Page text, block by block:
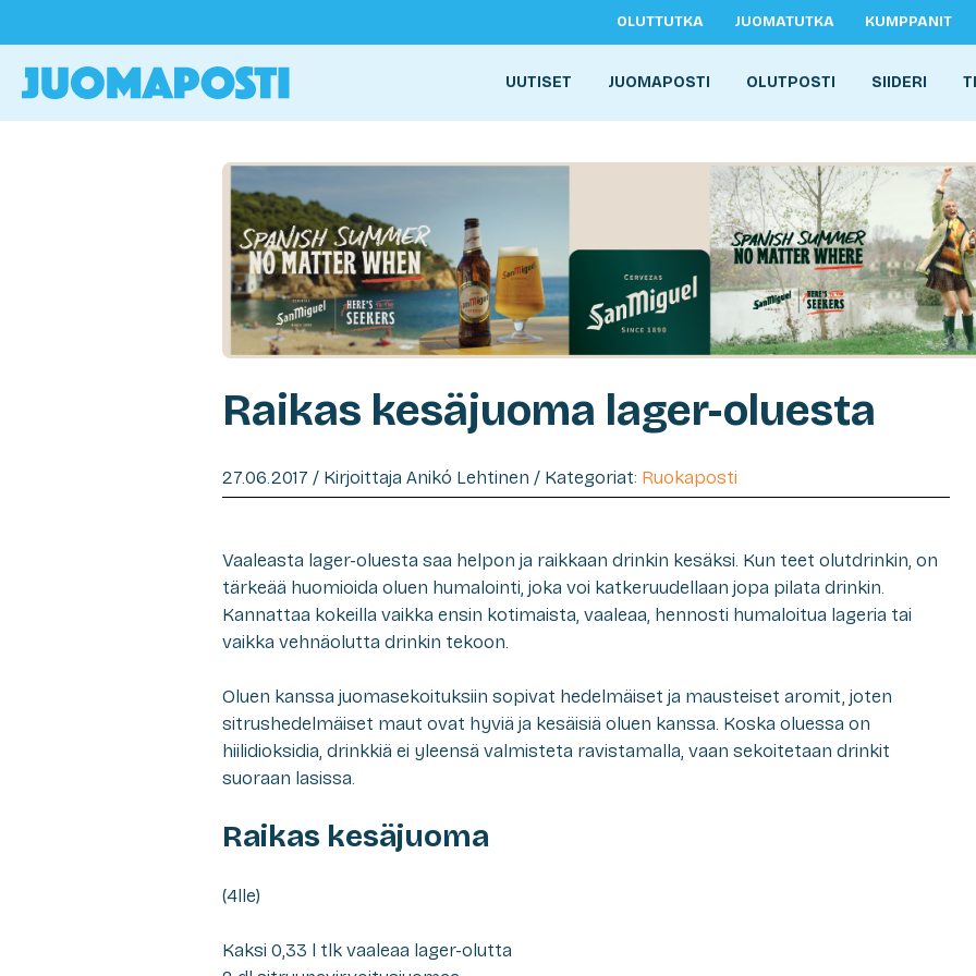
OLUTTUTKA JUOMATUTKA KUMPPANIT
UUTISET JUOMAPOSTI OLUTPOSTI SIIDERI
Raikas kesäjuoma lager-oluesta
27.06.2017 / Kirjoittaja Anikó Lehtinen / Kategoriat: Ruokaposti
Vaaleasta lager-oluesta saa helpon ja raikkaan drinkin kesäksi. Kun teet olutdrinkin, on
tärkeää huomioida oluen humalointi, joka voi katkeruudellaan jopa pilata drinkin.
Kannattaa kokeilla vaikka ensin kotimaista, vaaleaa, hennosti humaloitua lageria tai
vaikka vehnäolutta drinkin tekoon.
Oluen kanssa juomasekoituksiin sopivat hedelmäiset ja mausteiset aromit, joten
sitrushedelmäiset maut ovat hyviä ja kesäisiä oluen kanssa. Koska oluessa on
hiilidioksidia, drinkkiä ei yleensä valmisteta ravistamalla, vaan sekoitetaan drinkit
suoraan lasissa.
Raikas kesäjuoma
(4lle)
Kaksi 0,33 l tlk vaaleaa lager-olutta